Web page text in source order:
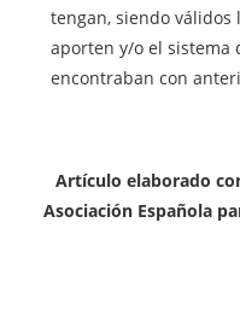
tengan, siendo
aporten y/o el sistema
encontraban con
Artículo elaborado
Asociación Española